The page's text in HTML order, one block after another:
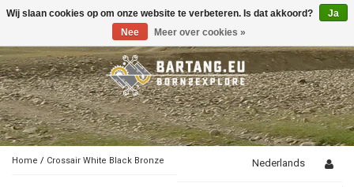
Toggle
Home / Crossair White Black Bronze Nederlands
Wij slaan cookies op om onze website te verbeteren. Is dat akkoord?
Ja
Nee
Meer over cookies »